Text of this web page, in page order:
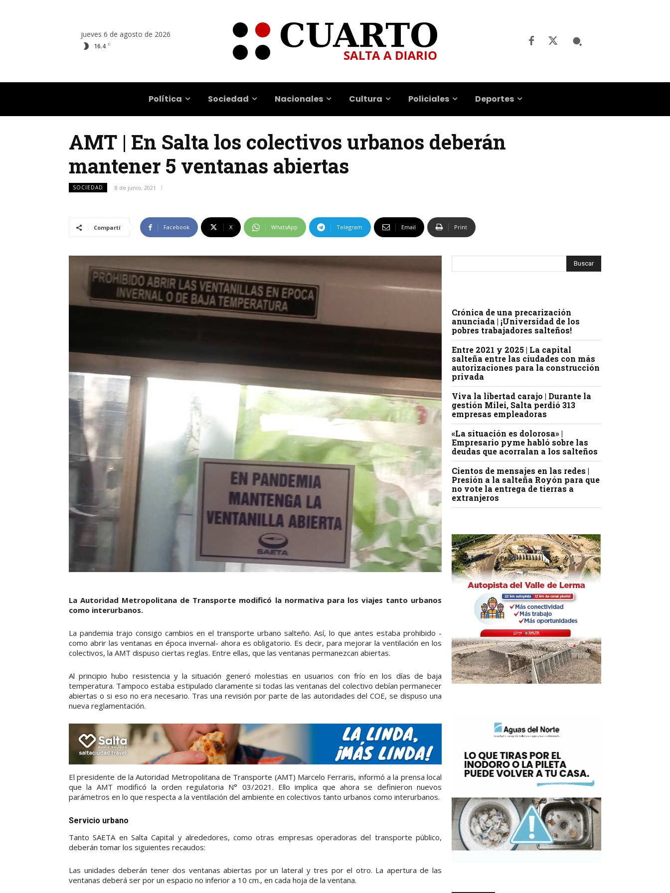
jueves 6 de agosto de 2026
16.4 C
Política Sociedad Nacionales Cultura Policiales Deportes
AMT | En Salta los colectivos urbanos deberán
mantener 5 ventanas abiertas
SOCIEDAD 8 de junio, 2021
Compartí Facebook X WhatsApp Telegram Email Print
La Autoridad Metropolitana de Transporte modificó la normativa para los viajes tanto urbanos
como interurbanos.
La pandemia trajo consigo cambios en el transporte urbano salteño. Así, lo que antes estaba prohibido -
como abrir las ventanas en época invernal- ahora es obligatorio. Es decir, para mejorar la ventilación en los
colectivos, la AMT dispuso ciertas reglas. Entre ellas, que las ventanas permanezcan abiertas.
Al principio hubo resistencia y la situación generó molestias en usuarios con frío en los días de baja
temperatura. Tampoco estaba estipulado claramente si todas las ventanas del colectivo debían permanecer
abiertas o si eso no era necesario. Tras una revisión por parte de las autoridades del COE, se dispuso una
nueva reglamentación.
El presidente de la Autoridad Metropolitana de Transporte (AMT) Marcelo Ferraris, informó a la prensa local
que la AMT modificó la orden regulatoria N° 03/2021. Ello implica que ahora se definieron nuevos
parámetros en lo que respecta a la ventilación del ambiente en colectivos tanto urbanos como interurbanos.
Servicio urbano
Tanto SAETA en Salta Capital y alrededores, como otras empresas operadoras del transporte público,
deberán tomar los siguientes recaudos:
Las unidades deberán tener dos ventanas abiertas por un lateral y tres por el otro. La apertura de las
ventanas deberá ser por un espacio no inferior a 10 cm., en cada hoja de la ventana.
Crónica de una precarización
anunciada | ¡Universidad de los
pobres trabajadores salteños!
Entre 2021 y 2025 | La capital
salteña entre las ciudades con más
autorizaciones para la construcción
privada
Viva la libertad carajo | Durante la
gestión Milei, Salta perdió 313
empresas empleadoras
«La situación es dolorosa» |
Empresario pyme habló sobre las
deudas que acorralan a los salteños
Cientos de mensajes en las redes |
Presión a la salteña Royón para que
no vote la entrega de tierras a
extranjeros